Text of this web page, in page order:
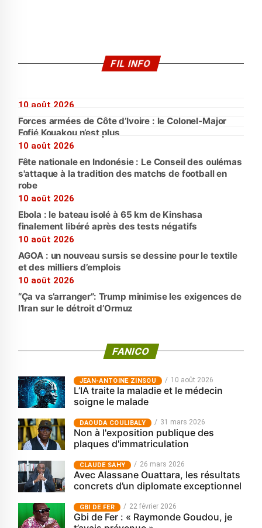
FIL INFO
10 août 2026
Forces armées de Côte d’Ivoire : le Colonel-Major
Fofié Kouakou n’est plus
10 août 2026
Fête nationale en Indonésie : Le Conseil des oulémas
s'attaque à la tradition des matchs de football en
robe
10 août 2026
Ebola : le bateau isolé à 65 km de Kinshasa
finalement libéré après des tests négatifs
10 août 2026
AGOA : un nouveau sursis se dessine pour le textile
et des milliers d’emplois
10 août 2026
“Ça va s’arranger”: Trump minimise les exigences de
l’Iran sur le détroit d’Ormuz
FANICO
JEAN-ANTOINE ZINSOU 10 août 2026
L’IA traite la maladie et le médecin
soigne le malade
‎DAOUDA COULIBALY 31 mars 2026
Non à l'exposition publique des
plaques d'immatriculation
CLAUDE SAHY 26 mars 2026
Avec Alassane Ouattara, les résultats
concrets d’un diplomate exceptionnel
GBI DE FER 22 février 2026
Gbi de Fer : « Raymonde Goudou, je